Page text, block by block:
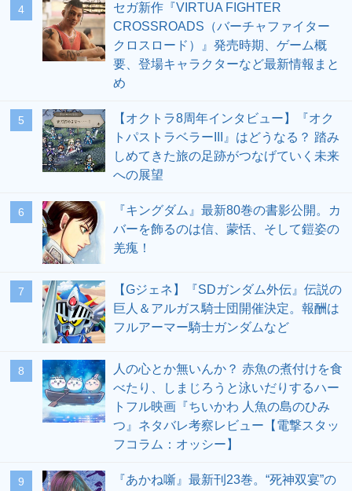
4
セガ新作『VIRTUA FIGHTER
CROSSROADS（バーチャファイター
クロスロード）』発売時期、ゲーム概
要、登場キャラクターなど最新情報まと
め
5
【オクトラ8周年インタビュー】『オク
トパストラベラーIII』はどうなる？ 踏み
しめてきた旅の足跡がつなげていく未来
への展望
6
『キングダム』最新80巻の書影公開。カ
バーを飾るのは信、蒙恬、そして鎧姿の
羌瘣！
7
【Gジェネ】『SDガンダム外伝』伝説の
巨人＆アルガス騎士団開催決定。報酬は
フルアーマー騎士ガンダムなど
8
人の心とか無いんか？ 赤魚の煮付けを食
べたり、しまじろうと泳いだりするハー
トフル映画『ちいかわ 人魚の島のひみ
つ』ネタバレ考察レビュー【電撃スタッ
フコラム：オッシー】
9
『あかね噺』最新刊23巻。“死神双宴”の